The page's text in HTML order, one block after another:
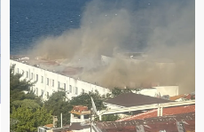
Mühürlendi” başlıklı
haberlerimizin ardından,
ilgili işletme (Armise
Restoran) tarafından
tarafımıza bir açıklama
gönderilmiştir. Ada Gazetesi
olarak şeffaf habercilik